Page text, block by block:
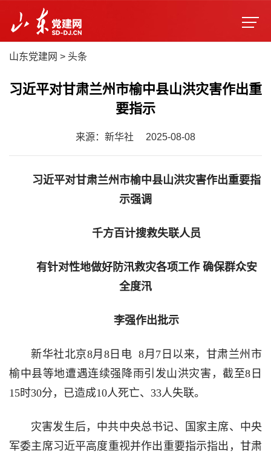
山东党建网 > 头条
习近平对甘肃兰州市榆中县山洪灾害作出重
要指示
来源：新华社 2025-08-08
习近平对甘肃兰州市榆中县山洪灾害作出重要指
示强调
千方百计搜救失联人员
有针对性地做好防汛救灾各项工作 确保群众安
全度汛
李强作出批示
新华社北京8月8日电 8月7日以来，甘肃兰州市
榆中县等地遭遇连续强降雨引发山洪灾害，截至8日
15时30分，已造成10人死亡、33人失联。
灾害发生后，中共中央总书记、国家主席、中央
军委主席习近平高度重视并作出重要指示指出，甘肃